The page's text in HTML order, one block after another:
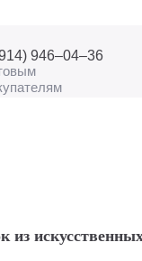
946–04–36
из